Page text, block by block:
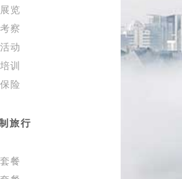
览
察
动
训
险
旅行
餐